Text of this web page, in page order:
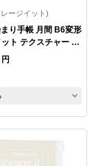
ージイット)
り手帳 月間 B6変形
ト テクスチャー ベ
円